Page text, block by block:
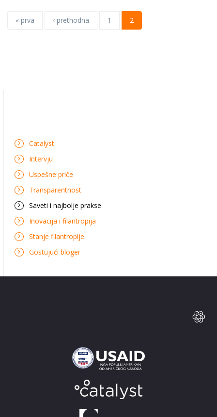
« prva ‹ prethodna 1 2
Catalyst
Intervju
Uspešne priče
Transparentnost
Saveti i najbolje prakse
Inovacija i filantropija
Stanje filantropije
Gostujući bloger